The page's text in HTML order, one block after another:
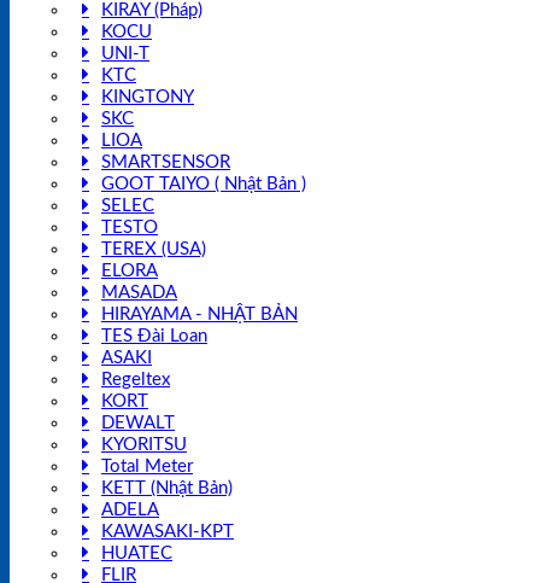
KIRAY (Pháp)
KOCU
UNI-T
KTC
KINGTONY
SKC
LIOA
SMARTSENSOR
GOOT TAIYO ( Nhật Bản )
SELEC
TESTO
TEREX (USA)
ELORA
MASADA
HIRAYAMA - NHẬT BẢN
TES Đài Loan
ASAKI
Regeltex
KORT
DEWALT
KYORITSU
Total Meter
KETT (Nhật Bản)
ADELA
KAWASAKI-KPT
HUATEC
FLIR